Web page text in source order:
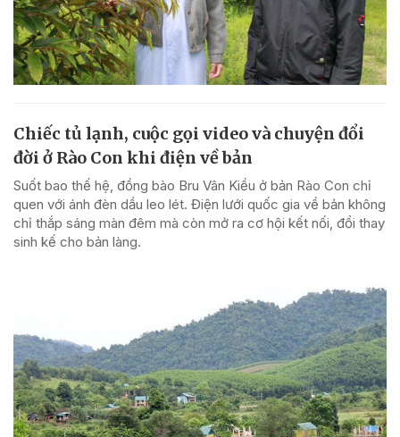
Chiếc tủ lạnh, cuộc gọi video và chuyện đổi
đời ở Rào Con khi điện về bản
Suốt bao thế hệ, đồng bào Bru Vân Kiều ở bản Rào Con chỉ
quen với ánh đèn dầu leo lét. Điện lưới quốc gia về bản không
chỉ thắp sáng màn đêm mà còn mở ra cơ hội kết nối, đổi thay
sinh kế cho bản làng.